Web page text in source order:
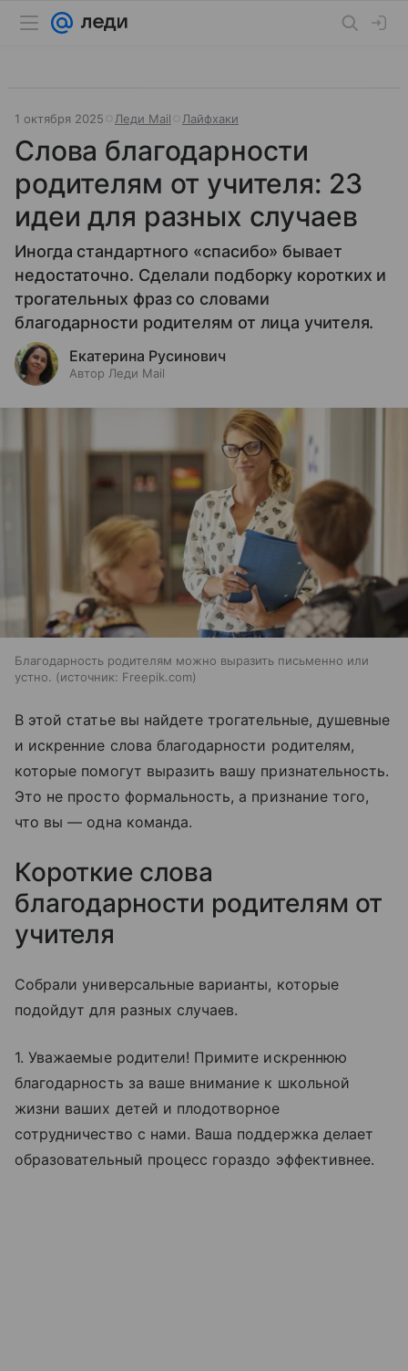
1 октября 2025 Леди Mail Лайфхаки
Слова благодарности
родителям от учителя: 23
идеи для разных случаев
Иногда стандартного «спасибо» бывает
недостаточно. Сделали подборку коротких и
трогательных фраз со словами
благодарности родителям от лица учителя.
Екатерина Русинович
Автор Леди Mail
Благодарность родителям можно выразить письменно или
устно.
источник: Freepik.com
В этой статье вы найдете трогательные, душевные
и искренние слова благодарности родителям,
которые помогут выразить вашу признательность.
Это не просто формальность, а признание того,
что вы — одна команда.
Короткие слова
благодарности родителям от
учителя
Собрали универсальные варианты, которые
подойдут для разных случаев.
1. Уважаемые родители! Примите искреннюю
благодарность за ваше внимание к школьной
жизни ваших детей и плодотворное
сотрудничество с нами. Ваша поддержка делает
образовательный процесс гораздо эффективнее.